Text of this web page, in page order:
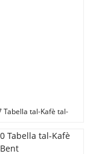
Tabella tal-Kafè tal-